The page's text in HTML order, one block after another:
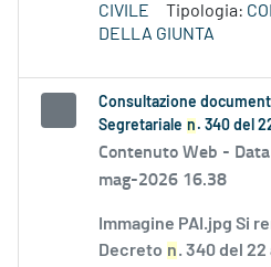
CIVILE
Tipologia:
DELLA GIUNTA
Consultazione
Segretariale n . 340 del
Contenuto Web -
mag-2026 16.38
Immagine PAI.jpg Si
Decreto n. 340 del 22